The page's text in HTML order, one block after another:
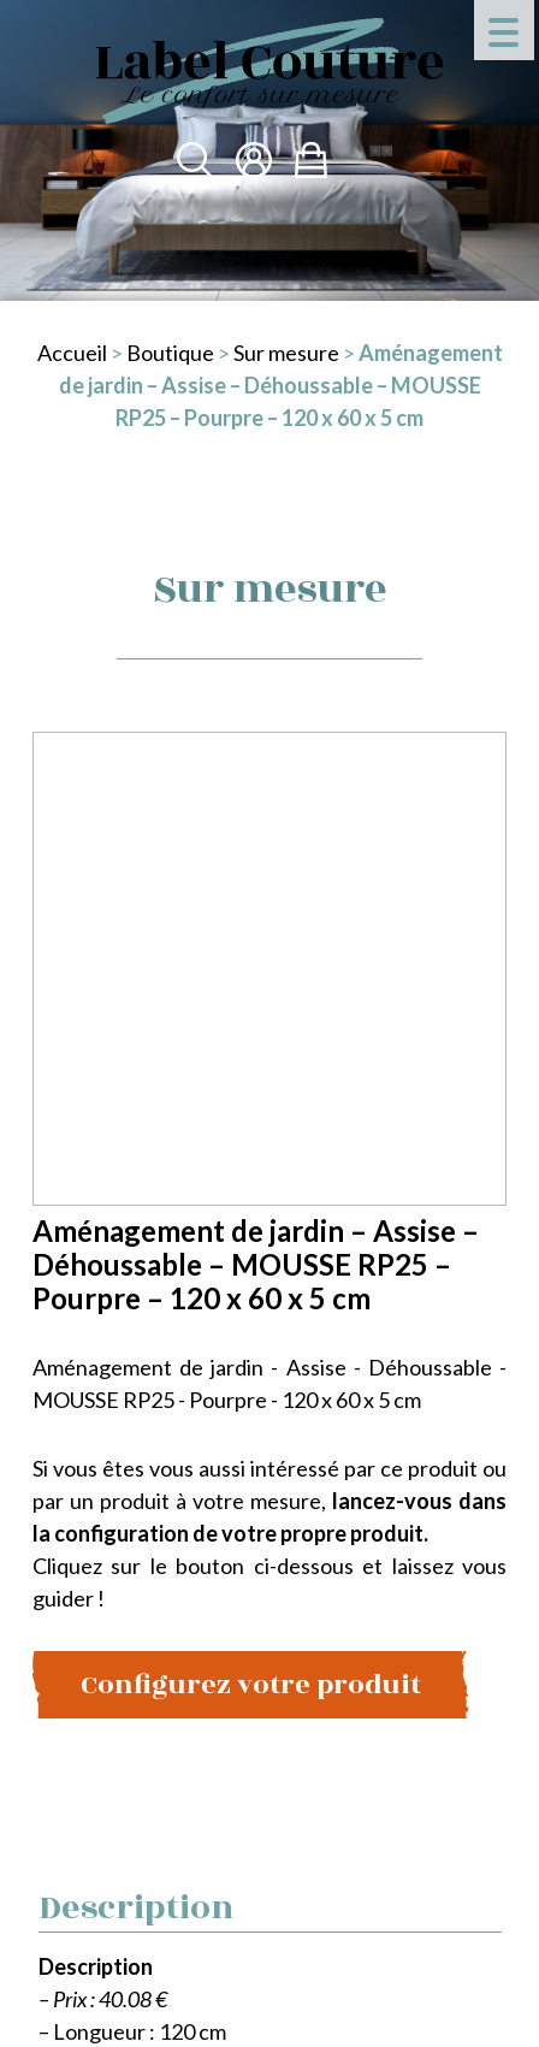
Accueil > Boutique >Sur mesure >Aménagement
de jardin – Assise – Déhoussable – MOUSSE
RP25 – Pourpre – 120 x 60 x 5 cm
Sur mesure
Aménagement de jardin – Assise –
Déhoussable – MOUSSE RP25 –
Pourpre – 120 x 60 x 5 cm
Aménagement de jardin - Assise - Déhoussable -
MOUSSE RP25 - Pourpre - 120 x 60 x 5 cm
Si vous êtes vous aussi intéressé par ce produit ou
par un produit à votre mesure, lancez-vous dans
la configuration de votre propre produit.
Cliquez sur le bouton ci-dessous et laissez vous
guider !
Configurez votre produit
Description
Description
– Prix : 40.08 €
– Longueur : 120 cm